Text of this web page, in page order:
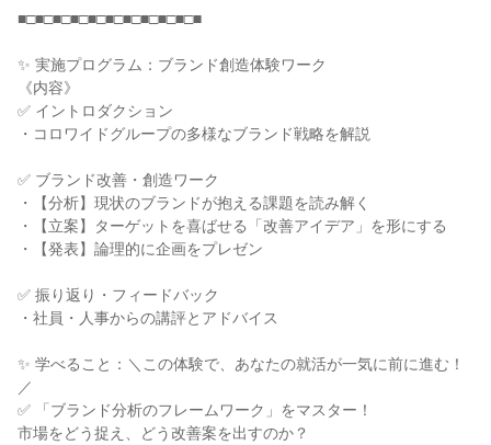
■□■□■□■□■□■□■□■□■□■□■
✨ 実施プログラム：ブランド創造体験ワーク
《内容》
✅ イントロダクション
・コロワイドグループの多様なブランド戦略を解説
✅ ブランド改善・創造ワーク
・【分析】現状のブランドが抱える課題を読み解く
・【立案】ターゲットを喜ばせる「改善アイデア」を形にする
・【発表】論理的に企画をプレゼン
✅ 振り返り・フィードバック
・社員・人事からの講評とアドバイス
✨ 学べること：＼この体験で、あなたの就活が一気に前に進む！
／
✅ 「ブランド分析のフレームワーク」をマスター！
市場をどう捉え、どう改善案を出すのか？